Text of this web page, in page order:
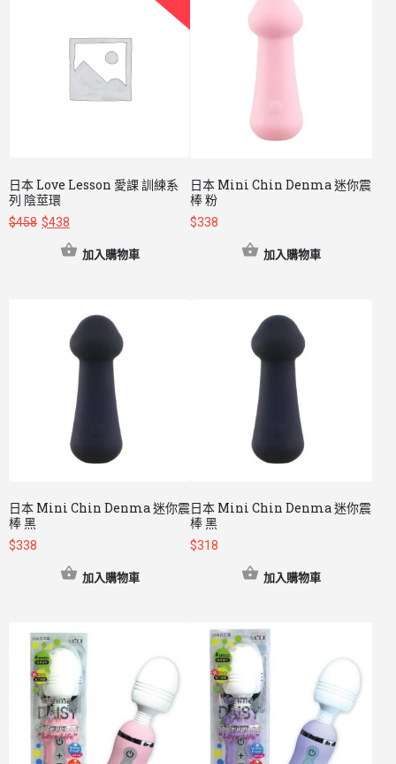
日本 Love Lesson 愛課 訓練系
列 陰莖環
$458 $438
加入購物車
日本 Mini Chin Denma 迷你震
棒 粉
$338
加入購物車
日本 Mini Chin Denma 迷你震
棒 黑
$338
加入購物車
日本 Mini Chin Denma 迷你震
棒 黑
$318
加入購物車